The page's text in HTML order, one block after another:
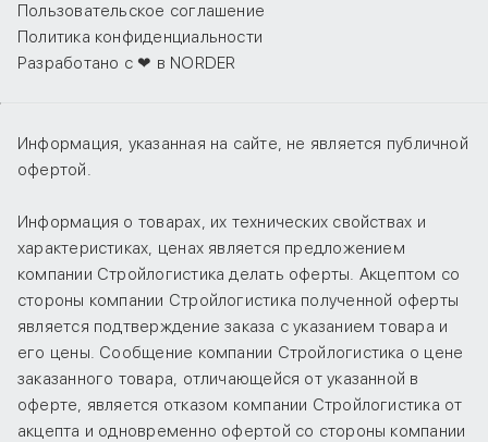
Пользовательское соглашение
Политика конфиденциальности
Разработано с ❤ в NORDER
Информация, указанная на сайте, не является публичной
офертой.
Информация о товарах, их технических свойствах и
характеристиках, ценах является предложением
компании Стройлогистика делать оферты. Акцептом со
стороны компании Стройлогистика полученной оферты
является подтверждение заказа с указанием товара и
его цены. Сообщение компании Стройлогистика о цене
заказанного товара, отличающейся от указанной в
оферте, является отказом компании Стройлогистика от
акцепта и одновременно офертой со стороны компании